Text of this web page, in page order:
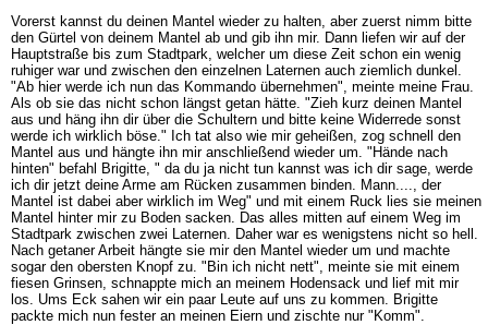
Vorerst kannst du deinen Mantel wieder zu halten, aber zuerst nimm bitte
den Gürtel von deinem Mantel ab und gib ihn mir. Dann liefen wir auf der
Hauptstraße bis zum Stadtpark, welcher um diese Zeit schon ein wenig
ruhiger war und zwischen den einzelnen Laternen auch ziemlich dunkel.
"Ab hier werde ich nun das Kommando übernehmen", meinte meine Frau.
Als ob sie das nicht schon längst getan hätte. "Zieh kurz deinen Mantel
aus und häng ihn dir über die Schultern und bitte keine Widerrede sonst
werde ich wirklich böse." Ich tat also wie mir geheißen, zog schnell den
Mantel aus und hängte ihn mir anschließend wieder um. "Hände nach
hinten" befahl Brigitte, " da du ja nicht tun kannst was ich dir sage, werde
ich dir jetzt deine Arme am Rücken zusammen binden. Mann...., der
Mantel ist dabei aber wirklich im Weg" und mit einem Ruck lies sie meinen
Mantel hinter mir zu Boden sacken. Das alles mitten auf einem Weg im
Stadtpark zwischen zwei Laternen. Daher war es wenigstens nicht so hell.
Nach getaner Arbeit hängte sie mir den Mantel wieder um und machte
sogar den obersten Knopf zu. "Bin ich nicht nett", meinte sie mit einem
fiesen Grinsen, schnappte mich an meinem Hodensack und lief mit mir
los. Ums Eck sahen wir ein paar Leute auf uns zu kommen. Brigitte
packte mich nun fester an meinen Eiern und zischte nur "Komm".